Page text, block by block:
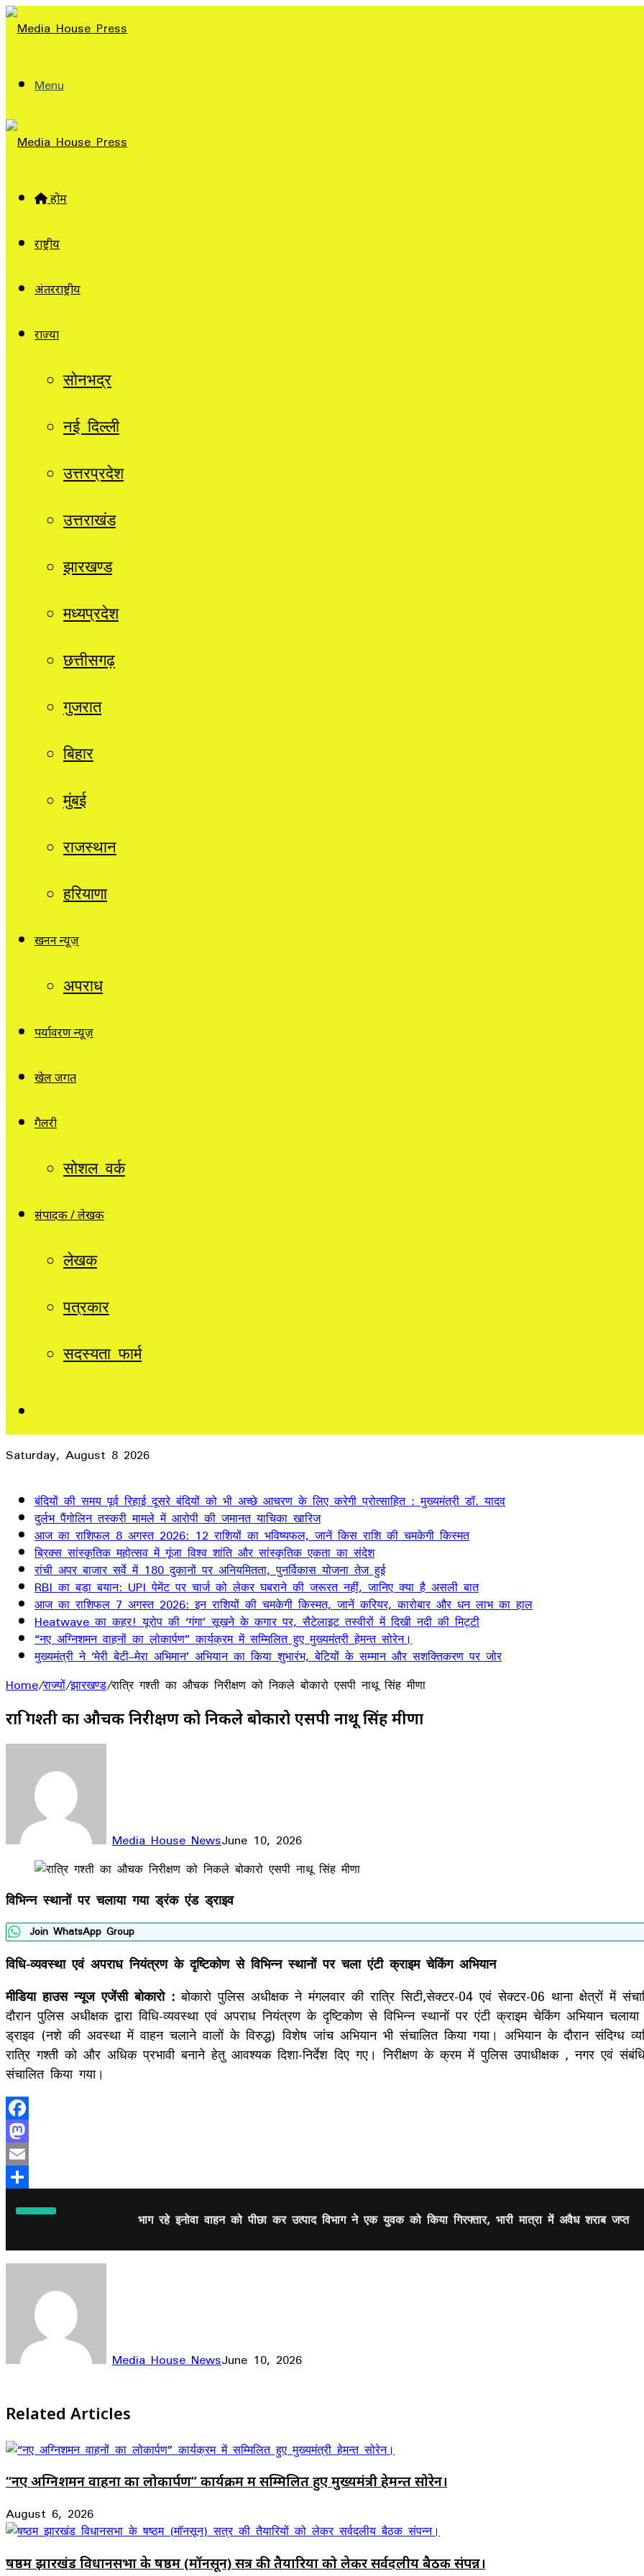
Menu
होम
राष्ट्रीय
अंतरराष्ट्रीय
राज्यों
सोनभद्र
नई दिल्ली
उत्तरप्रदेश
उत्तराखंड
झारखण्ड
मध्यप्रदेश
छत्तीसगढ़
गुजरात
बिहार
मुंबई
राजस्थान
हरियाणा
खनन न्यूज़
अपराध
पर्यावरण न्यूज़
खेल जगत
गैलरी
सोशल वर्क
संपादक / लेखक
लेखक
पत्रकार
सदस्यता फार्म
Saturday, August 8 2026
बंदियों की समय पूर्व रिहाई दूसरे बंदियों को भी अच्छे आचरण के लिए करेगी प्रोत्साहित : मुख्यमंत्री डॉ. यादव
दुर्लभ पैंगोलिन तस्करी मामले में आरोपी की जमानत याचिका खारिज
आज का राशिफल 8 अगस्त 2026: 12 राशियों का भविष्यफल, जानें किस राशि की चमकेगी किस्मत
ब्रिक्स सांस्कृतिक महोत्सव में गूंजा विश्व शांति और सांस्कृतिक एकता का संदेश
रांची अपर बाजार सर्वे में 180 दुकानों पर अनियमितता, पुनर्विकास योजना तेज हुई
RBI का बड़ा बयान: UPI पेमेंट पर चार्ज को लेकर घबराने की जरूरत नहीं, जानिए क्या है असली बात
आज का राशिफल 7 अगस्त 2026: इन राशियों की चमकेगी किस्मत, जानें करियर, कारोबार और धन लाभ का हाल
Heatwave का कहर! यूरोप की ‘गंगा’ सूखने के कगार पर, सैटेलाइट तस्वीरों में दिखी नदी की मिट्टी
“नए अग्निशमन वाहनों का लोकार्पण” कार्यक्रम में सम्मिलित हुए मुख्यमंत्री हेमन्त सोरेन।
मुख्यमंत्री ने ‘मेरी बेटी–मेरा अभिमान’ अभियान का किया शुभारंभ, बेटियों के सम्मान और सशक्तिकरण पर जोर
Home/राज्यों/झारखण्ड/रात्रि गश्ती का औचक निरीक्षण को निकले बोकारो एसपी नाथू सिंह मीणा
रात्रि गश्ती का औचक निरीक्षण को निकले बोकारो एसपी नाथू सिंह मीणा
Media House NewsJune 10, 2026
Facebook
LinkedIn
WhatsApp
Telegram
विभिन्न स्थानों पर चलाया गया ड्रंक एंड ड्राइव
Join WhatsApp Group
विधि-व्यवस्था एवं अपराध नियंत्रण के दृष्टिकोण से विभिन्न स्थानों पर चला एंटी क्राइम चेकिंग अभियान
मीडिया हाउस न्यूज एजेंसी बोकारो :बोकारो पुलिस अधीक्षक ने मंगलवार की रात्रि सिटी,सेक्टर-04 एवं सेक्टर-06 थाना क्षेत्रों में
दौरान पुलिस अधीक्षक द्वारा विधि-व्यवस्था एवं अपराध नियंत्रण के दृष्टिकोण से विभिन्न स्थानों पर एंटी क्राइम चेकिंग अभियान
ड्राइव (नशे की अवस्था में वाहन चलाने वालों के विरुद्ध) विशेष जांच अभियान भी संचालित किया गया। अभियान के दौरान
रात्रि गश्ती को और अधिक प्रभावी बनाने हेतु आवश्यक दिशा-निर्देश दिए गए। निरीक्षण के क्रम में पुलिस उपाधीक्षक , नगर एवं
संचालित किया गया।
Facebook
Mastodon
Email
भाग रहे इनोवा वाहन को पीछा कर उत्पाद विभाग ने एक युवक को किया गिरफ्तार, भारी मात्रा में अवैध शराब जप्त
Media House NewsJune 10, 2026
Related Articles
“नए अग्निशमन वाहनों का लोकार्पण” कार्यक्रम में सम्मिलित हुए मुख्यमंत्री हेमन्त सोरेन।
August 6, 2026
षष्ठम झारखंड विधानसभा के षष्ठम (मॉनसून) सत्र की तैयारियों को लेकर सर्वदलीय बैठक संपन्न।